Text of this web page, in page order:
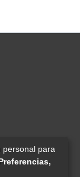
personal para